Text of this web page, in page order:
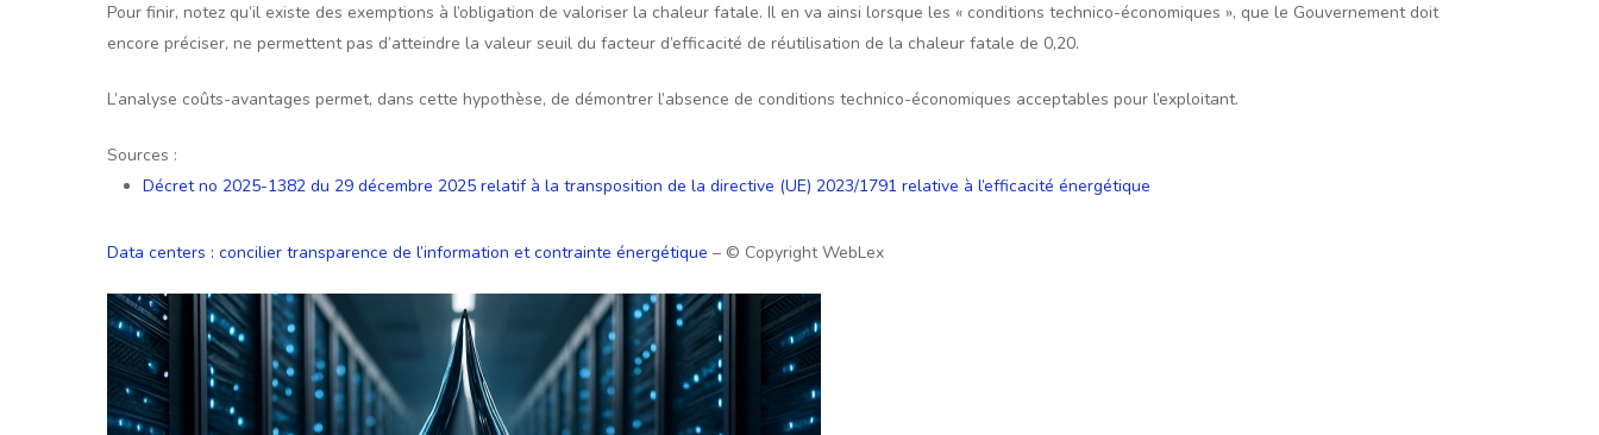
Pour finir, notez qu’il existe des exemptions à l’obligation de valoriser la chaleur fatale. Il en va ainsi lorsque les « conditions technico-économiques », que le Gouvernement doit
encore préciser, ne permettent pas d’atteindre la valeur seuil du facteur d’efficacité de réutilisation de la chaleur fatale de 0,20.
L’analyse coûts-avantages permet, dans cette hypothèse, de démontrer l’absence de conditions technico-économiques acceptables pour l’exploitant.
Sources :
Décret no 2025-1382 du 29 décembre 2025 relatif à la transposition de la directive (UE) 2023/1791 relative à l’efficacité énergétique
Data centers : concilier transparence de l’information et contrainte énergétique – © Copyright WebLex